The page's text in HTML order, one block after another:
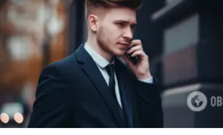
Polityka
Społeczeństwo
Wojna na Ukrainie
Świat